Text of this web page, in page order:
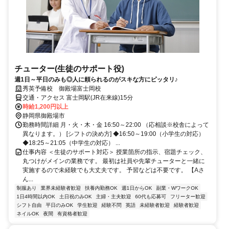
チューター(生徒のサポート役)
週1日～平日のみも◎人に頼られるのがスキな方にピッタリ♪
秀英予備校 御殿場富士岡校
交通・アクセス 富士岡駅(JR在来線)15分
時給1,200円以上
静岡県御殿場市
勤務時間詳細 月・火・木・金 16:50～22:00 （応相談※校舎によって
異なります。） [シフトの決め方] ◆16:50～19:00（小学生の対応）
◆18:25～21:05（中学生の対応） ...
仕事内容 ＜生徒のサポート対応＞ 授業箇所の指示、宿題チェック、
丸つけがメインの業務です。 最初は社員や先輩チューターと一緒に
実施するので未経験でも大丈夫です。 予習などは不要です。 【Aさ
ん...
制服あり 業界未経験者歓迎 扶養内勤務OK 週1日からOK
副業・WワークOK
1日4時間以内OK
土日祝のみOK 主婦・主夫歓迎 60代も応募可
フリーター歓迎
シフト自由
平日のみOK 学生歓迎 経験不問 英語 未経験者歓迎
経験者歓迎
ネイルOK
夜間 有資格者歓迎